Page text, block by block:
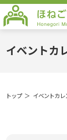
ほねごり杜
Mori-no
イベントカ
トップ
イベントカレ